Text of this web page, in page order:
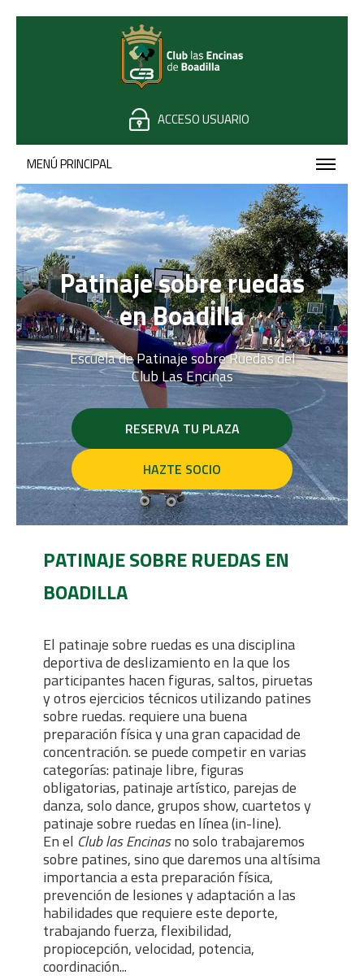
ACCESO USUARIO
MENÚ PRINCIPAL
Patinaje sobre ruedas
en Boadilla
Escuela de Patinaje sobre Ruedas del
Club Las Encinas
RESERVA TU PLAZA
HAZTE SOCIO
PATINAJE SOBRE RUEDAS EN
BOADILLA
El patinaje sobre ruedas es una disciplina
deportiva de deslizamiento en la que los
participantes hacen figuras, saltos, piruetas
y otros ejercicios técnicos utilizando patines
sobre ruedas. requiere una buena
preparación física y una gran capacidad de
concentración. se puede competir en varias
categorías: patinaje libre, figuras
obligatorias, patinaje artístico, parejas de
danza, solo dance, grupos show, cuartetos y
patinaje sobre ruedas en línea (in-line).
En el Club las Encinasno solo trabajaremos
sobre patines, sino que daremos una altísima
importancia a esta preparación física,
prevención de lesiones y adaptación a las
habilidades que requiere este deporte,
trabajando fuerza, flexibilidad,
propiocepción, velocidad, potencia,
coordinación...